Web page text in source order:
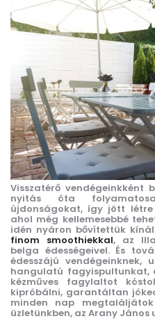
Visszatérő vendégeinkként
nyitás óta
újdonságokat, így jött létre
ahol még kellemesebbé
idén nyáron bővítettük
finom smoothiekkal, az
belga édességeivel. És
édesszájú vendégeinknek,
hangulatú fagyispultunkat,
kézműves fagylaltot
kipróbálni, garantáltan
minden nap megtaláljátok
üzletünkben, az Arany János